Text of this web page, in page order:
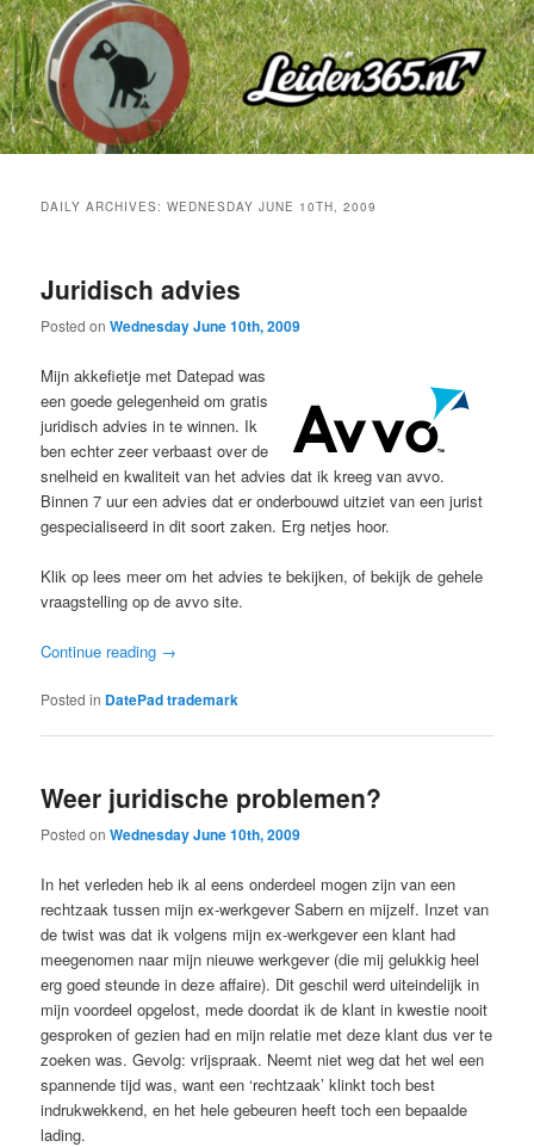
Skip
to
primary
content
Skip
to
secondary
content
DAILY ARCHIVES:WEDNESDAY JUNE 10TH, 2009
Juridisch advies
Posted onWednesday June 10th, 2009
Mijn akkefietje met Datepad was
een goede gelegenheid om gratis
juridisch advies in te winnen. Ik
ben echter zeer verbaast over de
snelheid en kwaliteit van het advies dat ik kreeg van avvo.
Binnen 7 uur een advies dat er onderbouwd uitziet van een jurist
gespecialiseerd in dit soort zaken. Erg netjes hoor.
Klik op lees meer om het advies te bekijken, of bekijk de gehele
vraagstelling op de avvo site.
Continue reading →
Posted in DatePad trademark
Weer juridische problemen?
Posted onWednesday June 10th, 2009
In het verleden heb ik al eens onderdeel mogen zijn van een
rechtzaak tussen mijn ex-werkgever Sabern en mijzelf. Inzet van
de twist was dat ik volgens mijn ex-werkgever een klant had
meegenomen naar mijn nieuwe werkgever (die mij gelukkig heel
erg goed steunde in deze affaire). Dit geschil werd uiteindelijk in
mijn voordeel opgelost, mede doordat ik de klant in kwestie nooit
gesproken of gezien had en mijn relatie met deze klant dus ver te
zoeken was. Gevolg: vrijspraak. Neemt niet weg dat het wel een
spannende tijd was, want een ‘rechtzaak’ klinkt toch best
indrukwekkend, en het hele gebeuren heeft toch een bepaalde
lading.